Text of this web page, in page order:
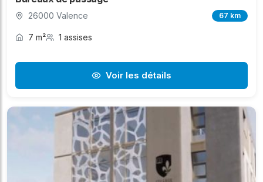
26000 Valence 67 km
7 m² 1 assises
Voir les détails